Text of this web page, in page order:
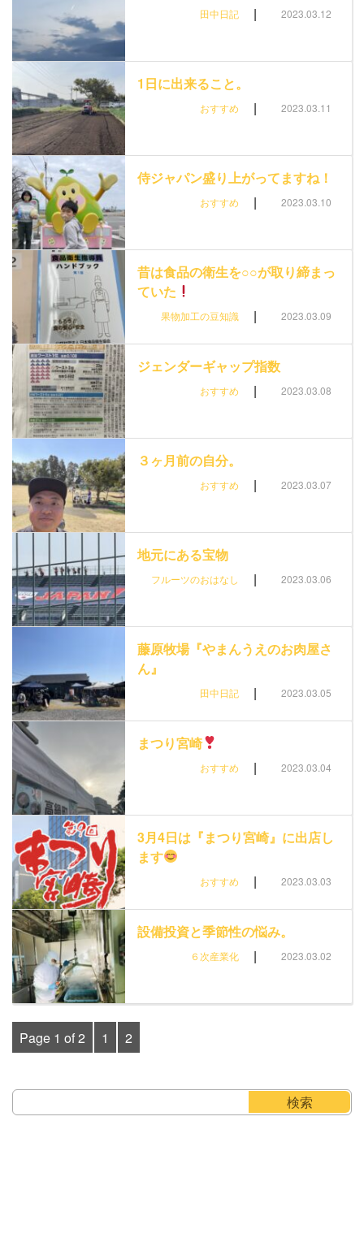
田中日記 | 2023.03.12
1日に出来ること。
おすすめ | 2023.03.11
侍ジャパン盛り上がってますね！
おすすめ | 2023.03.10
昔は食品の衛生を○○が取り締まっ
ていた
果物加工の豆知識 | 2023.03.09
ジェンダーギャップ指数
おすすめ | 2023.03.08
３ヶ月前の自分。
おすすめ | 2023.03.07
地元にある宝物
フルーツのおはなし | 2023.03.06
藤原牧場『やまんうえのお肉屋さ
ん』
田中日記 | 2023.03.05
まつり宮崎
おすすめ | 2023.03.04
3月4日は『まつり宮崎』に出店し
ます
おすすめ | 2023.03.03
設備投資と季節性の悩み。
６次産業化 | 2023.03.02
Page 1 of 2 1 2